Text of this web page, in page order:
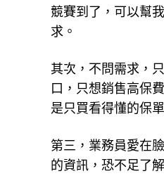
競賽到了，可以幫
求。
其次，不問需求，
口，只想銷售高保
是只買看得懂的保
第三，業務員愛在
的資訊，恐不足了